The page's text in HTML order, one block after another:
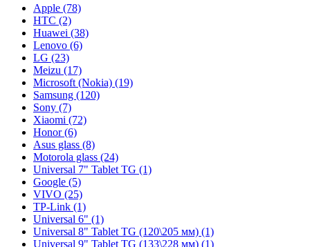
Apple (78)
HTC (2)
Huawei (38)
Lenovo (6)
LG (23)
Meizu (17)
Microsoft (Nokia) (19)
Samsung (120)
Sony (7)
Xiaomi (72)
Honor (6)
Asus glass (8)
Motorola glass (24)
Universal 7" Tablet TG (1)
Google (5)
VIVO (25)
TP-Link (1)
Universal 6" (1)
Universal 8" Tablet TG (120\205 мм) (1)
Universal 9" Tablet TG (133\228 мм) (1)